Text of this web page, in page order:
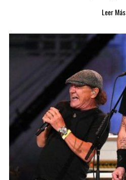
Leer Más